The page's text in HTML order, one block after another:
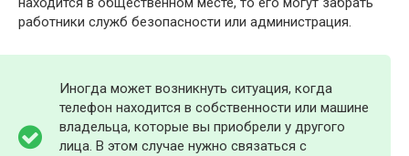
работники служб безопасности или администрация.
Иногда может возникнуть ситуация, когда
телефон находится в собственности или машине
владельца, которые вы приобрели у другого
лица. В этом случае нужно связаться с